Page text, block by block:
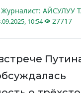
Журналист: АЙСУЛУУ
10:54 27717